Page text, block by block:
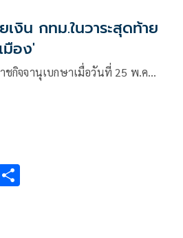
เงิน กทม.ในวาระสุดท้าย
อง'
ชกิจจานุเบกษาเมื่อวันที่ 25 พ.ค…